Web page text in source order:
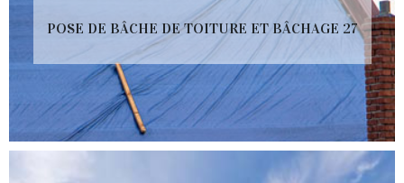
POSE DE BÂCHE DE TOITURE ET BÂCHAGE 27